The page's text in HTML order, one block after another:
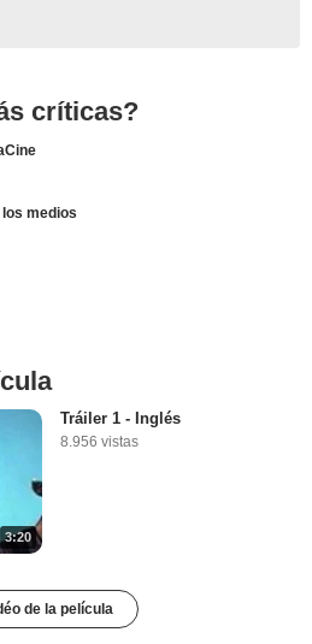
críticas?
medios
3:20
Tráiler 1 - Inglés
8.956 vistas
de la película